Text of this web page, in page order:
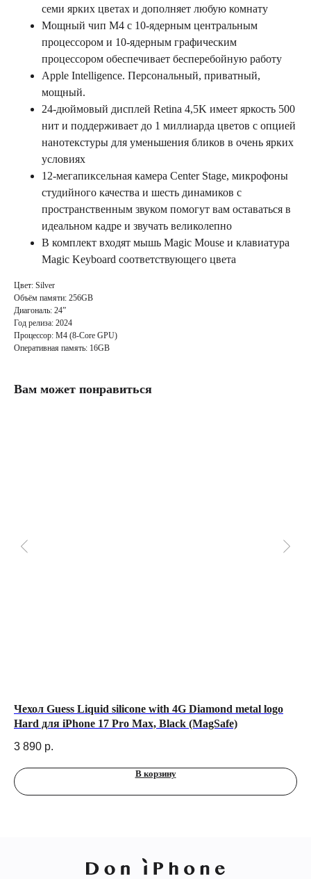
семи ярких цветах и ​​дополняет любую комнату
Мощный чип M4 с 10-ядерным центральным
процессором и 10-ядерным графическим
процессором обеспечивает бесперебойную работу
Apple Intelligence. Персональный, приватный,
мощный.
24-дюймовый дисплей Retina 4,5K имеет яркость 500
нит и поддерживает до 1 миллиарда цветов с опцией
нанотекстуры для уменьшения бликов в очень ярких
условиях
12-мегапиксельная камера Center Stage, микрофоны
студийного качества и шесть динамиков с
пространственным звуком помогут вам оставаться в
идеальном кадре и звучать великолепно
В комплект входят мышь Magic Mouse и клавиатура
Magic Keyboard соответствующего цвета
Цвет: Silver
Объём памяти: 256GB
Диагональ: 24”
Год релиза: 2024
Процессор: M4 (8-Core GPU)
Оперативная память: 16GB
Вам может понравиться
Чехол Guess Liquid silicone with 4G Diamond metal logo
Hard для iPhone 17 Pro Max, Black (MagSafe)
3 890 р.
В корзину